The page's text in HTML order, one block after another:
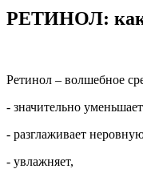
РЕТИНОЛ: как
Ретинол – волшебное
- значительно
- разглаживает
- увлажняет,